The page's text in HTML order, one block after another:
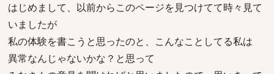
はじめまして、以前からこのページを見つけてて時々見て
いましたが
私の体験を書こうと思ったのと、こんなことしてる私は
異常なんじゃないかな？と思って